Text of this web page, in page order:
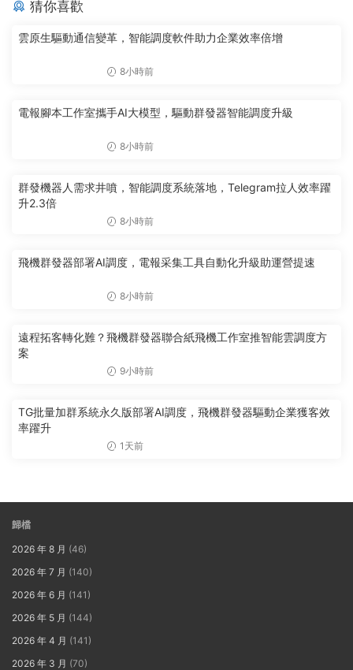
猜你喜歡
雲原生驅動通信變革，智能調度軟件助力企業效率倍增
8小時前
電報腳本工作室攜手AI大模型，驅動群發器智能調度升級
8小時前
群發機器人需求井噴，智能調度系統落地，Telegram拉人效率躍
升2.3倍
8小時前
飛機群發器部署AI調度，電報采集工具自動化升級助運營提速
8小時前
遠程拓客轉化難？飛機群發器聯合紙飛機工作室推智能雲調度方
案
9小時前
TG批量加群系統永久版部署AI調度，飛機群發器驅動企業獲客效
率躍升
1天前
歸檔
2026 年 8 月 (46)
2026 年 7 月 (140)
2026 年 6 月 (141)
2026 年 5 月 (144)
2026 年 4 月 (141)
2026 年 3 月 (70)